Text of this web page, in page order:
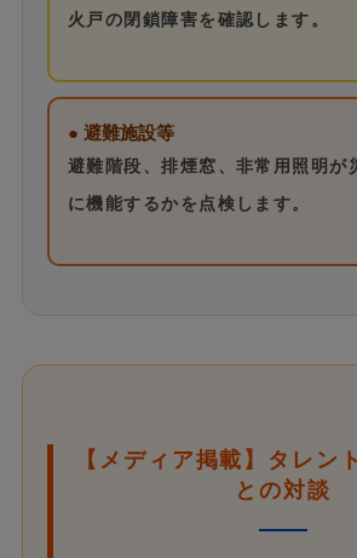
火戸の閉鎖障害を確認します。
● 避難施設等
避難階段、排煙窓、非常用照明が
に機能するかを点検します。
【メディア掲載】タレン
との対談